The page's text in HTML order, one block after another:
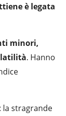
è legata
minori,
. Hanno
stragrande